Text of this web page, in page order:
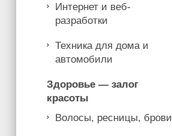
Интернет и веб-
разработки
Техника для дома и
автомобили
Здоровье — залог
красоты
Волосы, ресницы, брови